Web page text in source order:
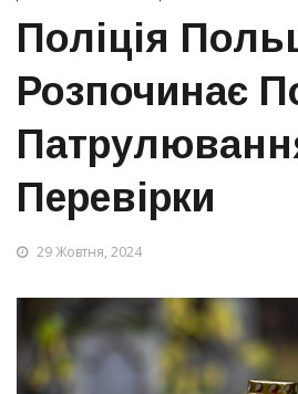
Поліція
Розпочинає
Перевірки
29 Жовтня, 2024